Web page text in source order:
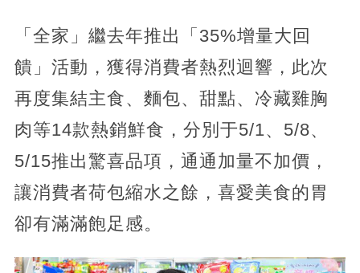
「全家」繼去年推出「35%增量大回
饋」活動，獲得消費者熱烈迴響，此次
再度集結主食、麵包、甜點、冷藏雞胸
肉等14款熱銷鮮食，分別于5/1、5/8、
5/15推出驚喜品項，通通加量不加價，
讓消費者荷包縮水之餘，喜愛美食的胃
卻有滿滿飽足感。